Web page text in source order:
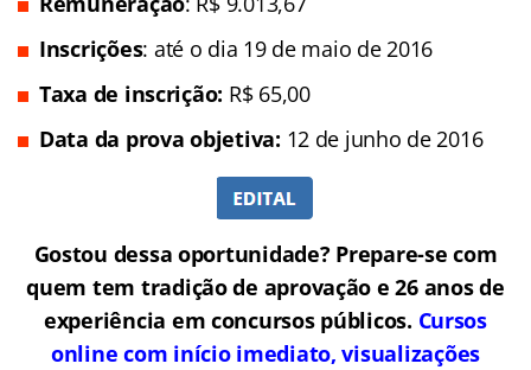
Inscrições: até o dia 19 de maio de 2016
Taxa de inscrição: R$ 65,00
Data da prova objetiva: 12 de junho de 2016
Gostou dessa oportunidade? Prepare-se com
quem tem tradição de aprovação e 26 anos de
experiência em concursos públicos. Cursos
online com início imediato, visualizações